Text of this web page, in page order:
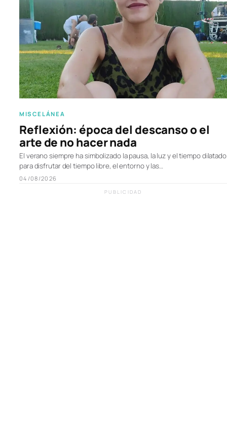
MISCELÁNEA
Reflexión: época del descanso o el
arte de no hacer nada
El verano siempre ha simbolizado la pausa, la luz y el tiempo dilatado
para disfrutar del tiempo libre, el entorno y las…
04/08/2026
PUBLICIDAD